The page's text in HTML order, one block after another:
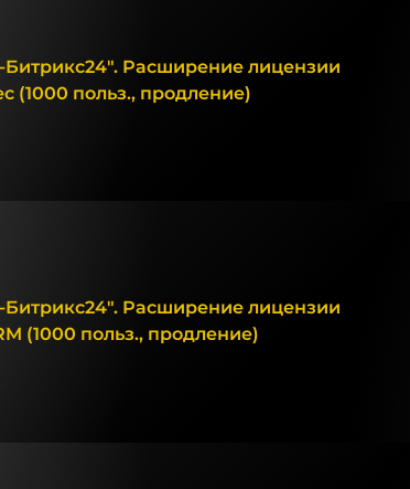
Расширение лицензии
(1000 польз., продление)
Расширение лицензии
(1000 польз., продление)